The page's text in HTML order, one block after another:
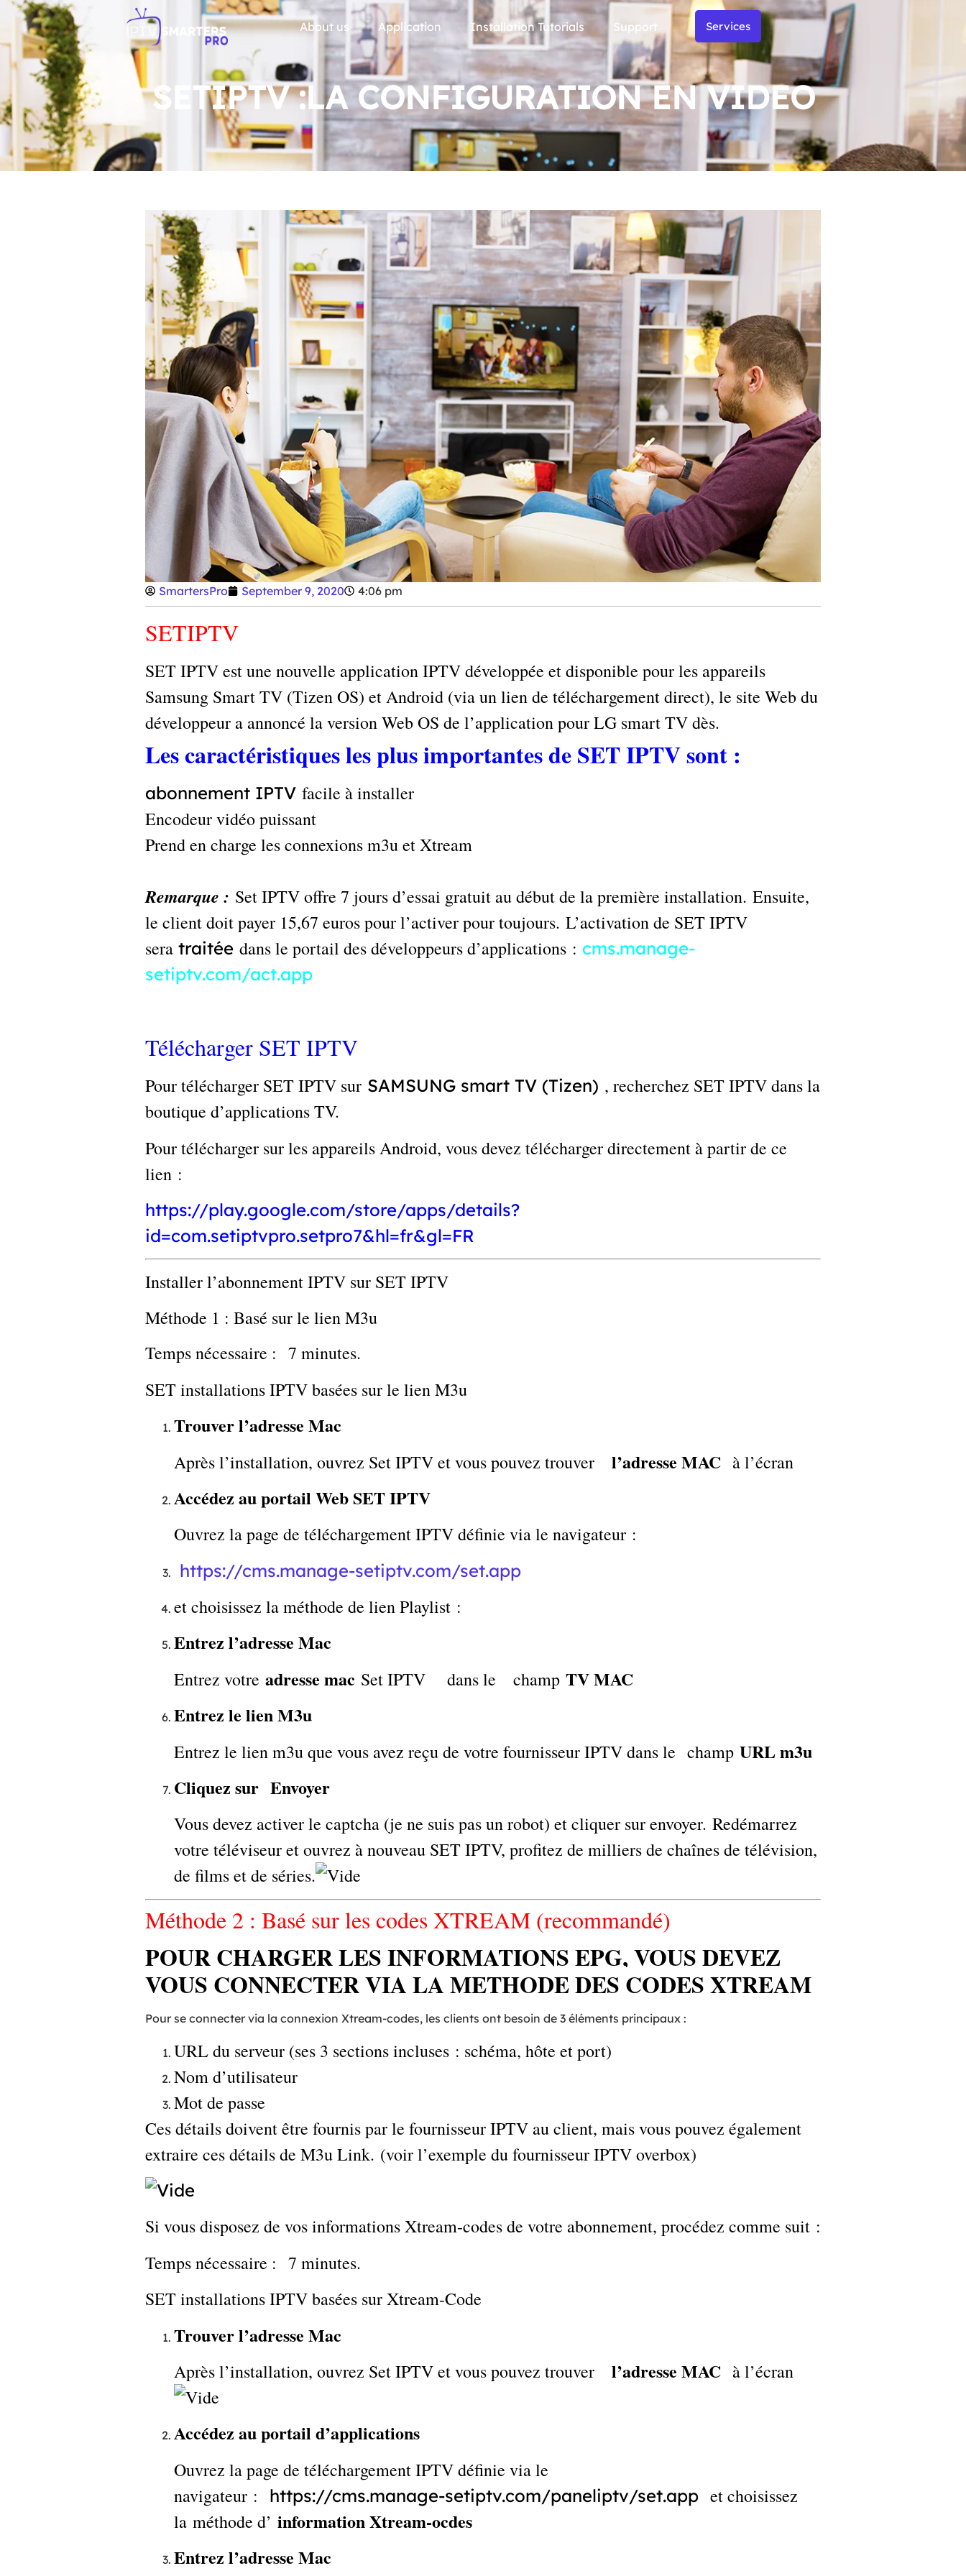
About us Application Installation Tutorials Support Services
SETIPTV :LA CONFIGURATION EN VIDEO
SmartersPro September 9, 2020 4:06 pm
SETIPTV
SET IPTV est une nouvelle application IPTV développée et disponible pour les appareils
Samsung Smart TV (Tizen OS) et Android (via un lien de téléchargement direct), le site Web du
développeur a annoncé la version Web OS de l’application pour LG smart TV dès.
Les caractéristiques les plus importantes de SET IPTV sont :
abonnement IPTVfacile à installer
Encodeur vidéo puissant
Prend en charge les connexions m3u et Xtream
Remarque : Set IPTV offre 7 jours d’essai gratuit au début de la première installation. Ensuite,
le client doit payer 15,67 euros pour l’activer pour toujours. L’activation de SET IPTV
seratraitéedans le portail des développeurs d’applications : cms.manage-
setiptv.com/act.app
Télécharger SET IPTV
Pour télécharger SET IPTV sur SAMSUNG smart TV (Tizen) , recherchez SET IPTV dans la
boutique d’applications TV.
Pour télécharger sur les appareils Android, vous devez télécharger directement à partir de ce
lien :
https://play.google.com/store/apps/details?
id=com.setiptvpro.setpro7&hl=fr&gl=FR
Installer l’abonnement IPTV sur SET IPTV
Méthode 1 : Basé sur le lien M3u
Temps nécessaire : 7 minutes.
SET installations IPTV basées sur le lien M3u
Trouver l’adresse Mac
Après l’installation, ouvrez Set IPTV et vous pouvez trouver l’adresse MAC à l’écran
Accédez au portail Web SET IPTV
Ouvrez la page de téléchargement IPTV définie via le navigateur :
https://cms.manage-setiptv.com/set.app
et choisissez la méthode de lien Playlist :
Entrez l’adresse Mac
Entrez votre adresse macSet IPTV dans le champ TV MAC
Entrez le lien M3u
Entrez le lien m3u que vous avez reçu de votre fournisseur IPTV dans le champ URL m3u
Cliquez sur Envoyer
Vous devez activer le captcha (je ne suis pas un robot) et cliquer sur envoyer. Redémarrez
votre téléviseur et ouvrez à nouveau SET IPTV, profitez de milliers de chaînes de télévision,
de films et de séries.
Méthode 2 : Basé sur les codes XTREAM (recommandé)
POUR CHARGER LES INFORMATIONS EPG, VOUS DEVEZ
VOUS CONNECTER VIA LA METHODE DES CODES XTREAM
Pour se connecter via la connexion Xtream-codes, les clients ont besoin de 3 éléments principaux :
URL du serveur (ses 3 sections incluses : schéma, hôte et port)
Nom d’utilisateur
Mot de passe
Ces détails doivent être fournis par le fournisseur IPTV au client, mais vous pouvez également
extraire ces détails de M3u Link. (voir l’exemple du fournisseur IPTV overbox)
Si vous disposez de vos informations Xtream-codes de votre abonnement, procédez comme suit :
Temps nécessaire : 7 minutes.
SET installations IPTV basées sur Xtream-Code
Trouver l’adresse Mac
Après l’installation, ouvrez Set IPTV et vous pouvez trouver l’adresse MAC à l’écran
Accédez au portail d’applications
Ouvrez la page de téléchargement IPTV définie via le
navigateur : https://cms.manage-setiptv.com/paneliptv/set.appet choisissez
la méthode d’ information Xtream-ocdes
Entrez l’adresse Mac